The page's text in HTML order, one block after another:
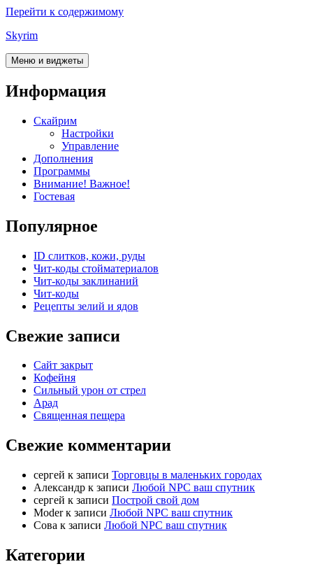
Перейти к содержимому
Skyrim
Меню и виджеты
Информация
Скайрим
Настройки
Управление
Дополнения
Программы
Внимание! Важное!
Гостевая
Популярное
ID слитков, кожи, руды
Чит-коды стойматериалов
Чит-коды заклинаний
Чит-коды
Рецепты зелий и ядов
Свежие записи
Сайт закрыт
Кофейня
Cильный урон от стрел
Арад
Священная пещера
Свежие комментарии
cергей к записи Торговцы в маленьких городах
Александр к записи Любой NPC ваш спутник
cергей к записи Построй свой дом
Moderк записи Любой NPC ваш спутник
Сова к записи Любой NPC ваш спутник
Категории